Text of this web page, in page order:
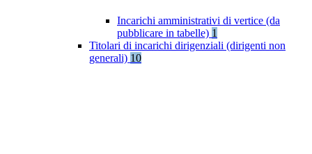
Incarichi amministrativi di vertice (da
pubblicare in tabelle) 1
Titolari di incarichi dirigenziali (dirigenti non
generali) 10